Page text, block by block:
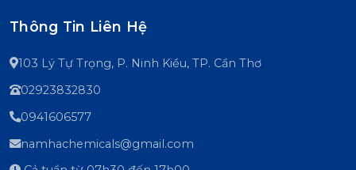
Thông Tin Liên Hệ
103 Lý Tự Trọng, P. Ninh Kiều, TP. Cần Thơ
02923832830
0941606577
namhachemicals@gmail.com